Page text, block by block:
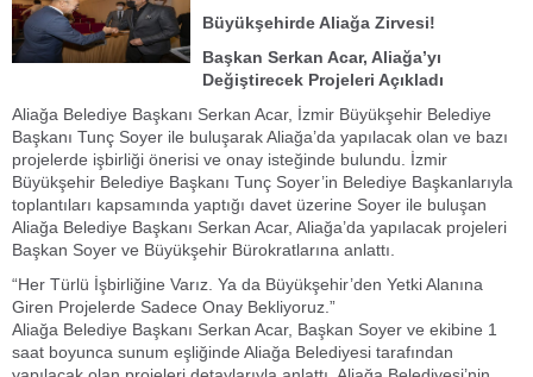
Büyükşehirde Aliağa Zirvesi!
Başkan Serkan Acar, Aliağa’yı
Değiştirecek Projeleri Açıkladı
Aliağa Belediye Başkanı Serkan Acar, İzmir Büyükşehir Belediye
Başkanı Tunç Soyer ile buluşarak Aliağa’da yapılacak olan ve bazı
projelerde işbirliği önerisi ve onay isteğinde bulundu. İzmir
Büyükşehir Belediye Başkanı Tunç Soyer’in Belediye Başkanlarıyla
toplantıları kapsamında yaptığı davet üzerine Soyer ile buluşan
Aliağa Belediye Başkanı Serkan Acar, Aliağa’da yapılacak projeleri
Başkan Soyer ve Büyükşehir Bürokratlarına anlattı.
“Her Türlü İşbirliğine Varız. Ya da Büyükşehir’den Yetki Alanına
Giren Projelerde Sadece Onay Bekliyoruz.”
Aliağa Belediye Başkanı Serkan Acar, Başkan Soyer ve ekibine 1
saat boyunca sunum eşliğinde Aliağa Belediyesi tarafından